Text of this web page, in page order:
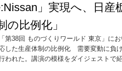
」実現へ、日産
の比例化」
第38回 ものづくりワールド 東京」に
した生産体制の比例化 需要変動に負
われた。講演の模様をダイジェストで